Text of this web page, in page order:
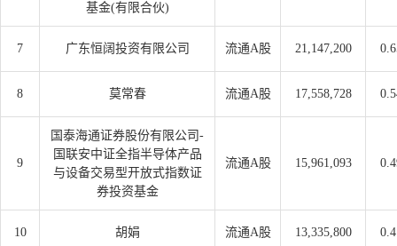
基金(有限合伙)
7 广东恒阔投资有限公司 流通A股 21,147,200
8 莫常春 流通A股 17,558,728
9
国泰海通证券股份有限公司-
国联安中证全指半导体产品
与设备交易型开放式指数证
券投资基金
流通A股 15,961,093
10 胡娟 流通A股 13,335,800